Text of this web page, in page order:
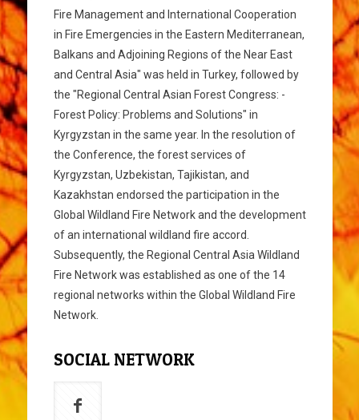
Fire Management and International Cooperation
in Fire Emergencies in the Eastern Mediterranean,
Balkans and Adjoining Regions of the Near East
and Central Asia" was held in Turkey, followed by
the "Regional Central Asian Forest Congress: -
Forest Policy: Problems and Solutions" in
Kyrgyzstan in the same year. In the resolution of
the Conference, the forest services of
Kyrgyzstan, Uzbekistan, Tajikistan, and
Kazakhstan endorsed the participation in the
Global Wildland Fire Network and the development
of an international wildland fire accord.
Subsequently, the Regional Central Asia Wildland
Fire Network was established as one of the 14
regional networks within the Global Wildland Fire
Network.
SOCIAL NETWORK